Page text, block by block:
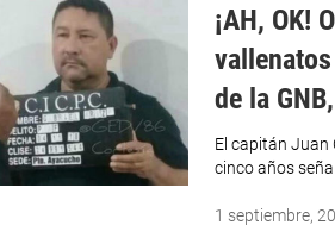
¡AH, OK!
de la
El capitán Juan
cinco años
1 septiembre,